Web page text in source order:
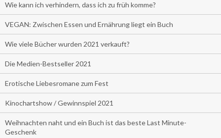
Wie kann ich verhindern, dass ich zu früh komme?
VEGAN: Zwischen Essen und Ernährung liegt ein Buch
Wie viele Bücher wurden 2021 verkauft?
Die Medien-Bestseller 2021
Erotische Liebesromane zum Fest
Kinochartshow / Gewinnspiel 2021
Weihnachten naht und ein Buch ist das beste Last Minute-
Geschenk